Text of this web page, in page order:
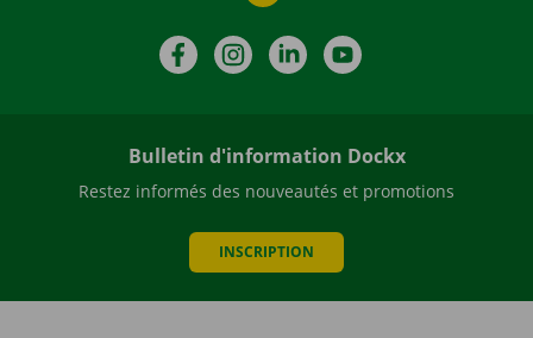
FacebookInstagramLinkedIn
Bulletin d'information Dockx
Restez informés des nouveautés et promotions
INSCRIPTION